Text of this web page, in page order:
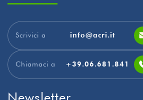
Scrivici a info@acri.it
Chiamaci a +39.06.681.841